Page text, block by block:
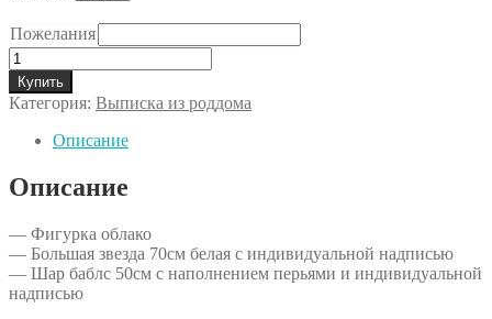
составляла
11
966 ₽.
7
800 ₽.
Пожелания
Количество
товара
Сет
№976
Купить
Категория: Выписка из роддома
Описание
Описание
— Фигурка облако
— Большая звезда 70см белая с индивидуальной надписью
— Шар баблс 50см с наполнением перьями и индивидуальной
надписью